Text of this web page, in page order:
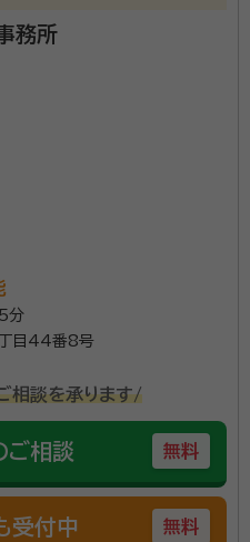
務所
分
目44番8号
相談を承ります/
ご相談 無料
受付中 無料